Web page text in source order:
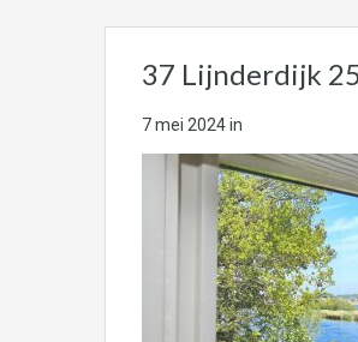
37 Lijnderdijk
7 mei 2024in